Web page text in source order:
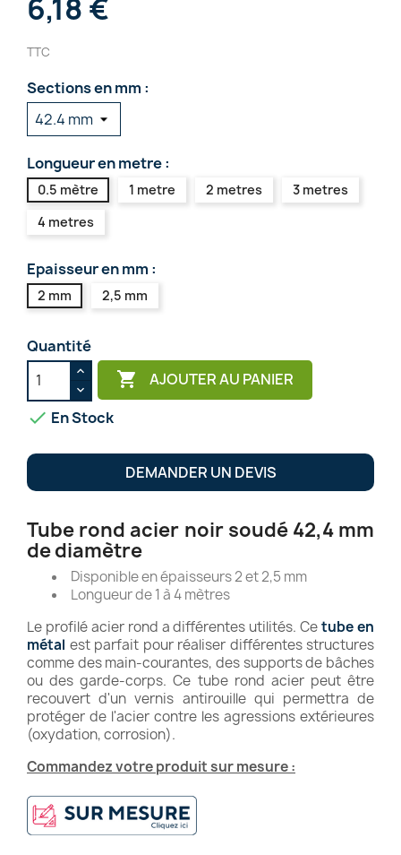
6,18 €
TTC
Sections en mm :
Longueur en metre :
0.5 mètre 1 metre 2 metres
3 metres
4 metres
Epaisseur en mm :
2 mm 2,5 mm
Quantité
 AJOUTER AU PANIER
 En Stock
DEMANDER UN DEVIS
Tube rond acier noir soudé 42,4 mm
de diamètre
Disponible en épaisseurs 2 et 2,5 mm
Longueur de 1 à 4 mètres
Le profilé acier rond a différentes utilités. Cetube en
métal est parfait pour réaliser différentes structures
comme des main-courantes, des supports de bâches
ou des garde-corps. Ce tube rond acier peut être
recouvert d'un vernis antirouille qui permettra de
protéger de l'acier contre les agressions extérieures
(oxydation, corrosion).
Commandez votre produit sur mesure :